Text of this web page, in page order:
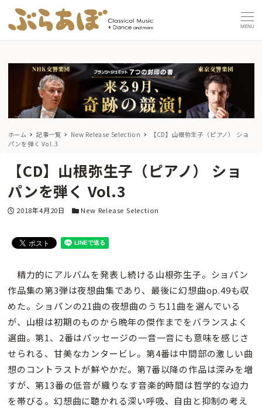
MENU
ホーム 記事一覧 New Release Selection
【CD】山根弥生子（ピアノ） ショ
パンを弾く Vol.3
【CD】山根弥生子（ピアノ） ショ
パンを弾く Vol.3
投稿日
2018年4月20日 カテゴリー
New Release Selection
精力的にアルバムを発表し続ける山根弥生子。ショパン
作品集の第3弾は夜想曲集であり、最後に幻想曲op.49も収
めた。ショパンの21曲の夜想曲のうち11曲を選んでいる
が、山根は初期のものから晩年の傑作までをバランスよく
選曲。第1、2番はパッセージの一音一音にも意味を感じさ
せられる、甘美なカンタービレ。第4番は中間部の激しい曲
想のコントラストが鮮やかだ。第7番以降の作品は深みを増
すが、第13番の低音が織りなす音楽的時間は哲学的な迫力
を帯びる。幻想曲に聴かれる深い呼吸、自由と抑制の考え